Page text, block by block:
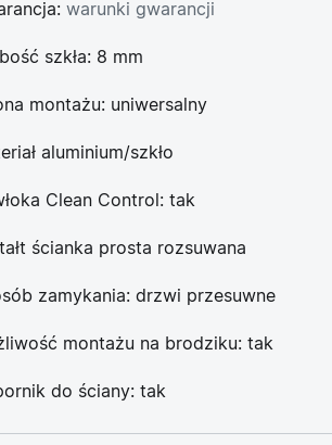
warunki gwarancji
szkła: 8 mm
montażu: uniwersalny
aluminium/szkło
Clean Control: tak
ścianka prosta rozsuwana
zamykania: drzwi przesuwne
montażu na brodziku: tak
do ściany: tak